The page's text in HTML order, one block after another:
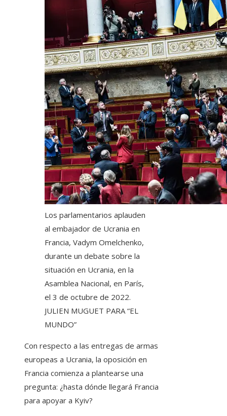
Los parlamentarios aplauden
al embajador de Ucrania en
Francia, Vadym Omelchenko,
durante un debate sobre la
situación en Ucrania, en la
Asamblea Nacional, en París,
el 3 de octubre de 2022.
JULIEN MUGUET PARA “EL
MUNDO”
Con respecto a las entregas de armas
europeas a Ucrania, la oposición en
Francia comienza a plantearse una
pregunta: ¿hasta dónde llegará Francia
para apoyar a Kyiv?